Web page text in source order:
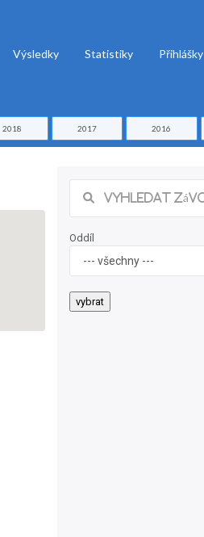
Výsledky Statistiky Přihlášky
2018 2017 2016
Oddíl